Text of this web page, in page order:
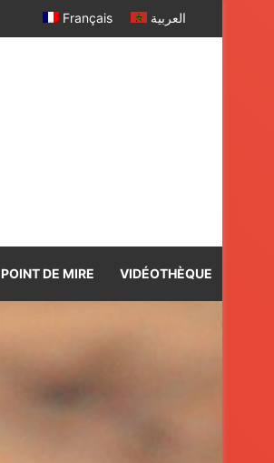
Français العربية
POINT DE MIRE VIDÉOTHÈQUE